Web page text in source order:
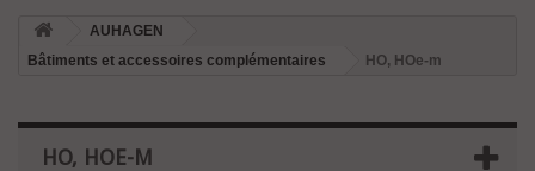
AUHAGEN
Bâtiments et accessoires complémentaires
HO, HOe-m
HO, HOE-M